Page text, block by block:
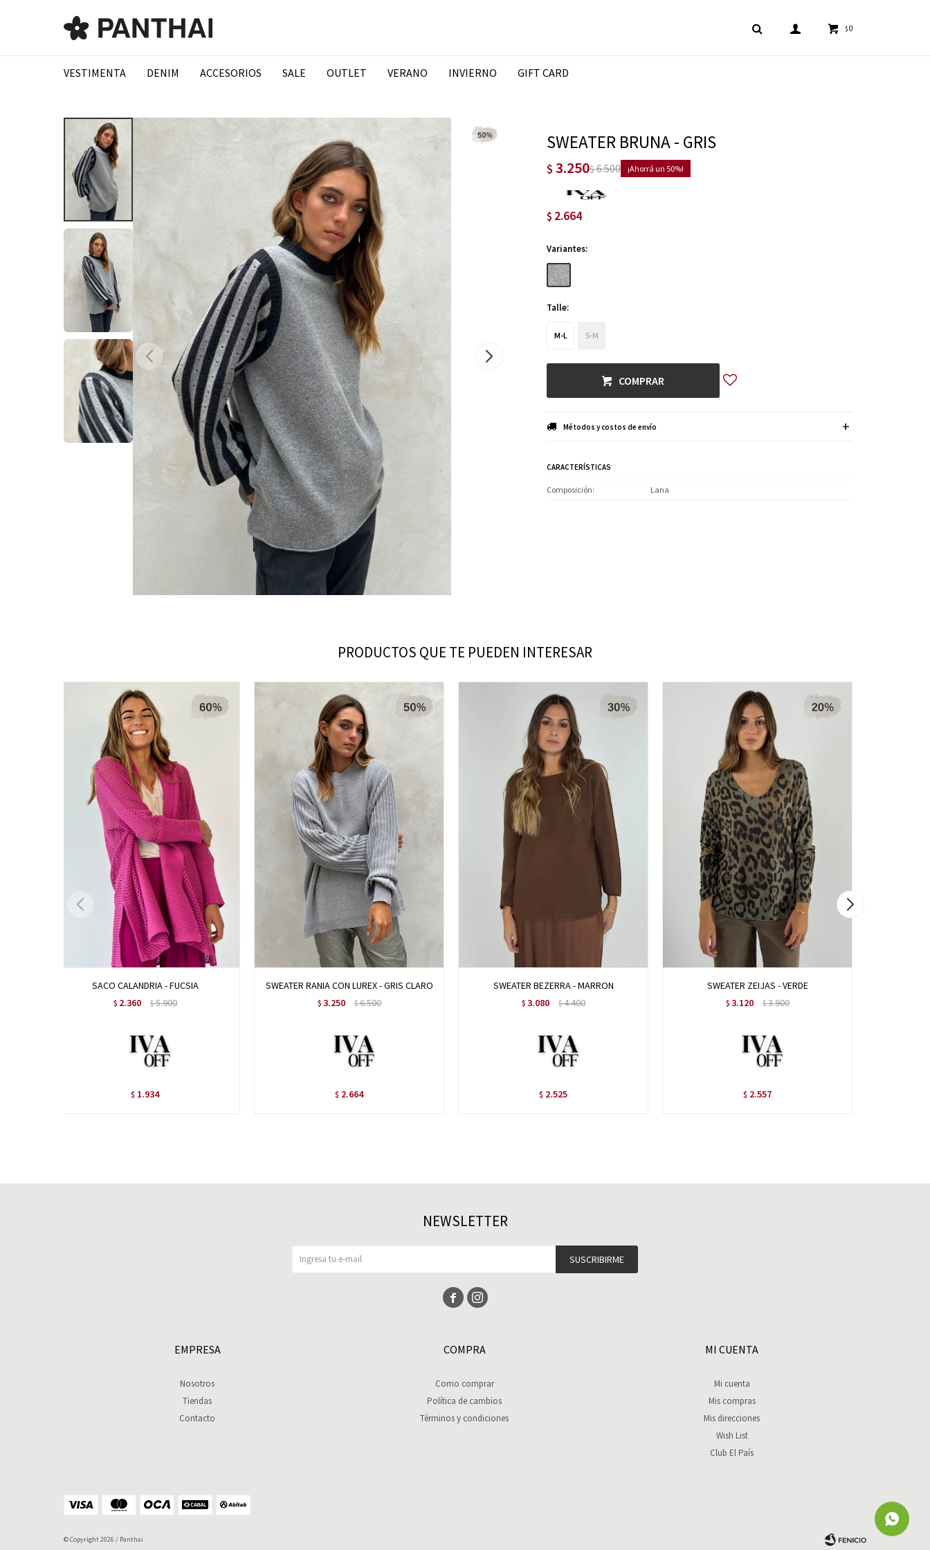
VESTIMENTA DENIM ACCESORIOS SALE OUTLET VERANO INVIERNO GIFT CARD
$0
SWEATER BRUNA - GRIS
$ 3.250$6.500 50
$ 2.664
Variantes:
Talle:
M-L S-M
COMPRAR
Métodos y costos de envío
CARACTERÍSTICAS
Composición Lana
PRODUCTOS QUE TE PUEDEN INTERESAR
SACO CALANDRIA - FUCSIA
$ 2.360 $5.900
$ 1.934
SWEATER RANIA CON LUREX - GRIS CLARO
$ 3.250 $6.500
$ 2.664
SWEATER BEZERRA - MARRON
$ 3.080 $4.400
$ 2.525
SWEATER ZEIJAS - VERDE
$ 3.120 $3.900
$ 2.557
EMPRESA
Nosotros
Tiendas
Contacto
COMPRA
Como comprar
Política de cambios
Términos y condiciones
MI CUENTA
Mi cuenta
Mis compras
Mis direcciones
Wish List
Club El País
NEWSLETTER
SUSCRIBIRME
 
© Copyright 2026 / Panthai